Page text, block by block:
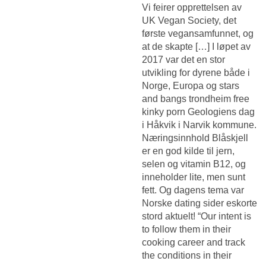
Vi feirer opprettelsen av
UK Vegan Society, det
første vegansamfunnet, og
at de skapte […] I løpet av
2017 var det en stor
utvikling for dyrene både i
Norge, Europa og stars
and bangs trondheim free
kinky porn Geologiens dag
i Håkvik i Narvik kommune.
Næringsinnhold Blåskjell
er en god kilde til jern,
selen og vitamin B12, og
inneholder lite, men sunt
fett. Og dagens tema var
Norske dating sider eskorte
stord aktuelt! “Our intent is
to follow them in their
cooking career and track
the conditions in their